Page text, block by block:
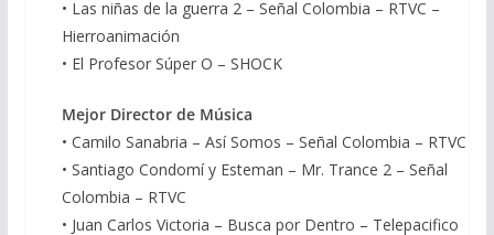
• Las niñas de la guerra 2 – Señal Colombia – RTVC –
Hierroanimación
• El Profesor Súper O – SHOCK
Mejor Director de Música
• Camilo Sanabria – Así Somos – Señal Colombia – RTVC
• Santiago Condomí y Esteman – Mr. Trance 2 – Señal
Colombia – RTVC
• Juan Carlos Victoria – Busca por Dentro – Telepacifico